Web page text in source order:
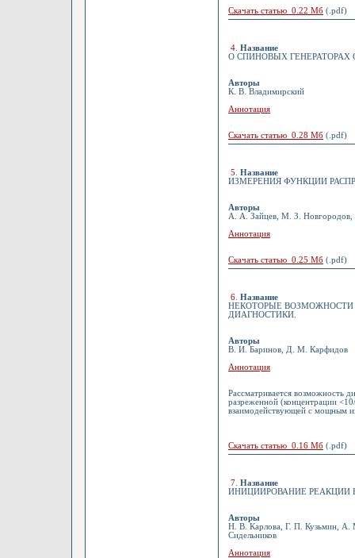
Скачать статью 0.22 Мб (.pdf)
4 Название
О СПИНОВЫХ ГЕНЕРАТОРАХ
Авторы
К. В. Владимирский
Аннотация
Скачать статью 0.28 Мб (.pdf)
5
Название
ИЗМЕРЕНИЯ ФУНКЦИИ
Авторы
А. А. Зайцев, М. З. Новгородов,
Аннотация
Скачать статью 0.25 Мб (.pdf)
6 Название
НЕКОТОРЫЕ ВОЗМОЖНОСТИ
ДИАГНОСТИКИ.
Авторы
В. И. Баринов, Д. М. Карфидов
Аннотация
Рассматривается возможность
разреженной (концентрации
взаимодействующей с мощным
Скачать статью 0.16 Мб (.pdf)
7 Название
ИНИЦИИРОВАНИЕ РЕАКЦИИ В
Авторы
Н. В. Карлова, Г. П. Кузьмин,
Сидельников
Аннотация